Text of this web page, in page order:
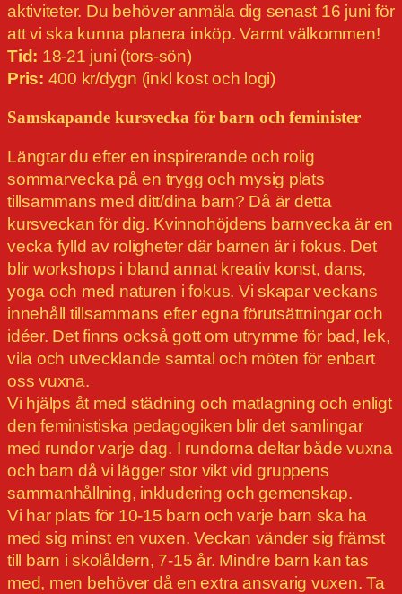
aktiviteter. Du behöver anmäla dig senast 16 juni för
att vi ska kunna planera inköp. Varmt välkommen!
Tid: 18-21 juni (tors-sön)
Pris: 400 kr/dygn (inkl kost och logi)
Samskapande kursvecka för barn och feminister
Längtar du efter en inspirerande och rolig
sommarvecka på en trygg och mysig plats
tillsammans med ditt/dina barn? Då är detta
kursveckan för dig. Kvinnohöjdens barnvecka är en
vecka fylld av roligheter där barnen är i fokus. Det
blir workshops i bland annat kreativ konst, dans,
yoga och med naturen i fokus. Vi skapar veckans
innehåll tillsammans efter egna förutsättningar och
idéer. Det finns också gott om utrymme för bad, lek,
vila och utvecklande samtal och möten för enbart
oss vuxna.
Vi hjälps åt med städning och matlagning och enligt
den feministiska pedagogiken blir det samlingar
med rundor varje dag. I rundorna deltar både vuxna
och barn då vi lägger stor vikt vid gruppens
sammanhållning, inkludering och gemenskap.
Vi har plats för 10-15 barn och varje barn ska ha
med sig minst en vuxen. Veckan vänder sig främst
till barn i skolåldern, 7-15 år. Mindre barn kan tas
med, men behöver då en extra ansvarig vuxen. Ta